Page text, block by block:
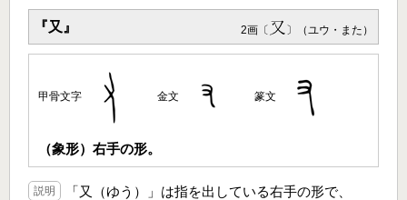
『又』 2画〔 〕（ユウ・また）
甲骨文字 金文 篆文
（象形）右手の形。
説明
「又（ゆう）」は指を出している右手の形で、